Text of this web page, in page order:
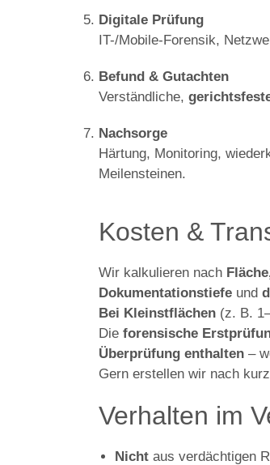
Digitale Prüfung
IT-/Mobile-Forensik,
Befund & Gutachten
Verständliche,
Nachsorge
Härtung, Monitoring,
Meilensteinen.
Kosten &
Wir kalkulieren nach
Dokumentationstiefe und
Bei Kleinstflächen (z. B.
Die forensische
Überprüfung enthalten –
Gern erstellen wir nach
Verhalten im
Nicht aus verdächtigen